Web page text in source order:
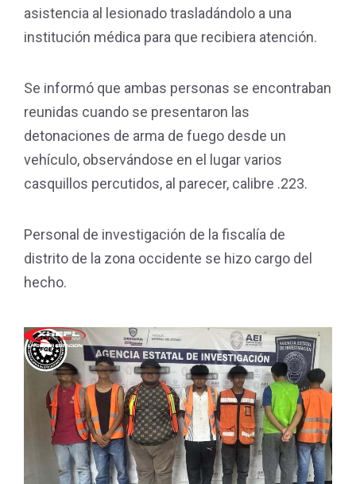
asistencia al lesionado trasladándolo a una
institución médica para que recibiera atención.
Se informó que ambas personas se encontraban
reunidas cuando se presentaron las
detonaciones de arma de fuego desde un
vehículo, observándose en el lugar varios
casquillos percutidos, al parecer, calibre .223.
Personal de investigación de la fiscalía de
distrito de la zona occidente se hizo cargo del
hecho.